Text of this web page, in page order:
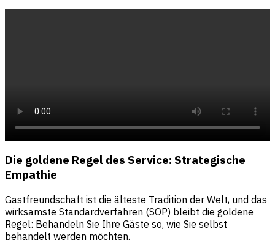
Die goldene Regel des Service: Strategische
Empathie
Gastfreundschaft ist die älteste Tradition der Welt, und das
wirksamste Standardverfahren (SOP) bleibt die goldene
Regel: Behandeln Sie Ihre Gäste so, wie Sie selbst
behandelt werden möchten.